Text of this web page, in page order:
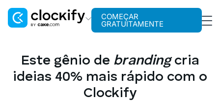
Rastreamento de tempo
Plaky
Gerenciamento de projetos
COMEÇAR
GRATUITAMENTE
Este gênio de brandingcria
ideias 40% mais rápido com o
Clockify